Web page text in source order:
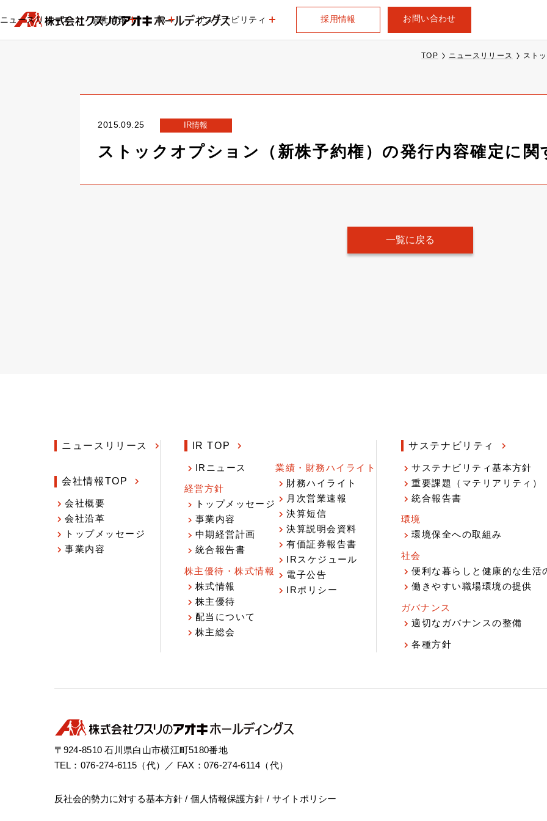
ニュースリリース 会社情報 IR サステナビリティ 採用情報 お問い合わせ
TOP ニュースリリース スト
2015.09.25 IR情報
ストックオプション（新株予約権）の発行内容確定に
一覧に戻る
ニュースリリース
会社情報TOP
会社概要
会社沿革
トップメッセージ
事業内容
IR TOP
IRニュース
経営方針
トップメッセージ
事業内容
中期経営計画
統合報告書
株主優待・株式情報
株式情報
株主優待
配当について
株主総会
業績・財務ハイライト
財務ハイライト
月次営業速報
決算短信
決算説明会資料
有価証券報告書
IRスケジュール
電子公告
IRポリシー
サステナビリティ
サステナビリティ基本方針
重要課題（マテリアリティ）
統合報告書
環境
環境保全への取組み
社会
便利な暮らしと健康的な生活
働きやすい職場環境の提供
ガバナンス
適切なガバナンスの整備
各種方針
〒924-8510 石川県白山市横江町5180番地
TEL：076-274-6115（代）／ FAX：076-274-6114（代）
反社会的勢力に対する基本方針 個人情報保護方針 サイトポリシー